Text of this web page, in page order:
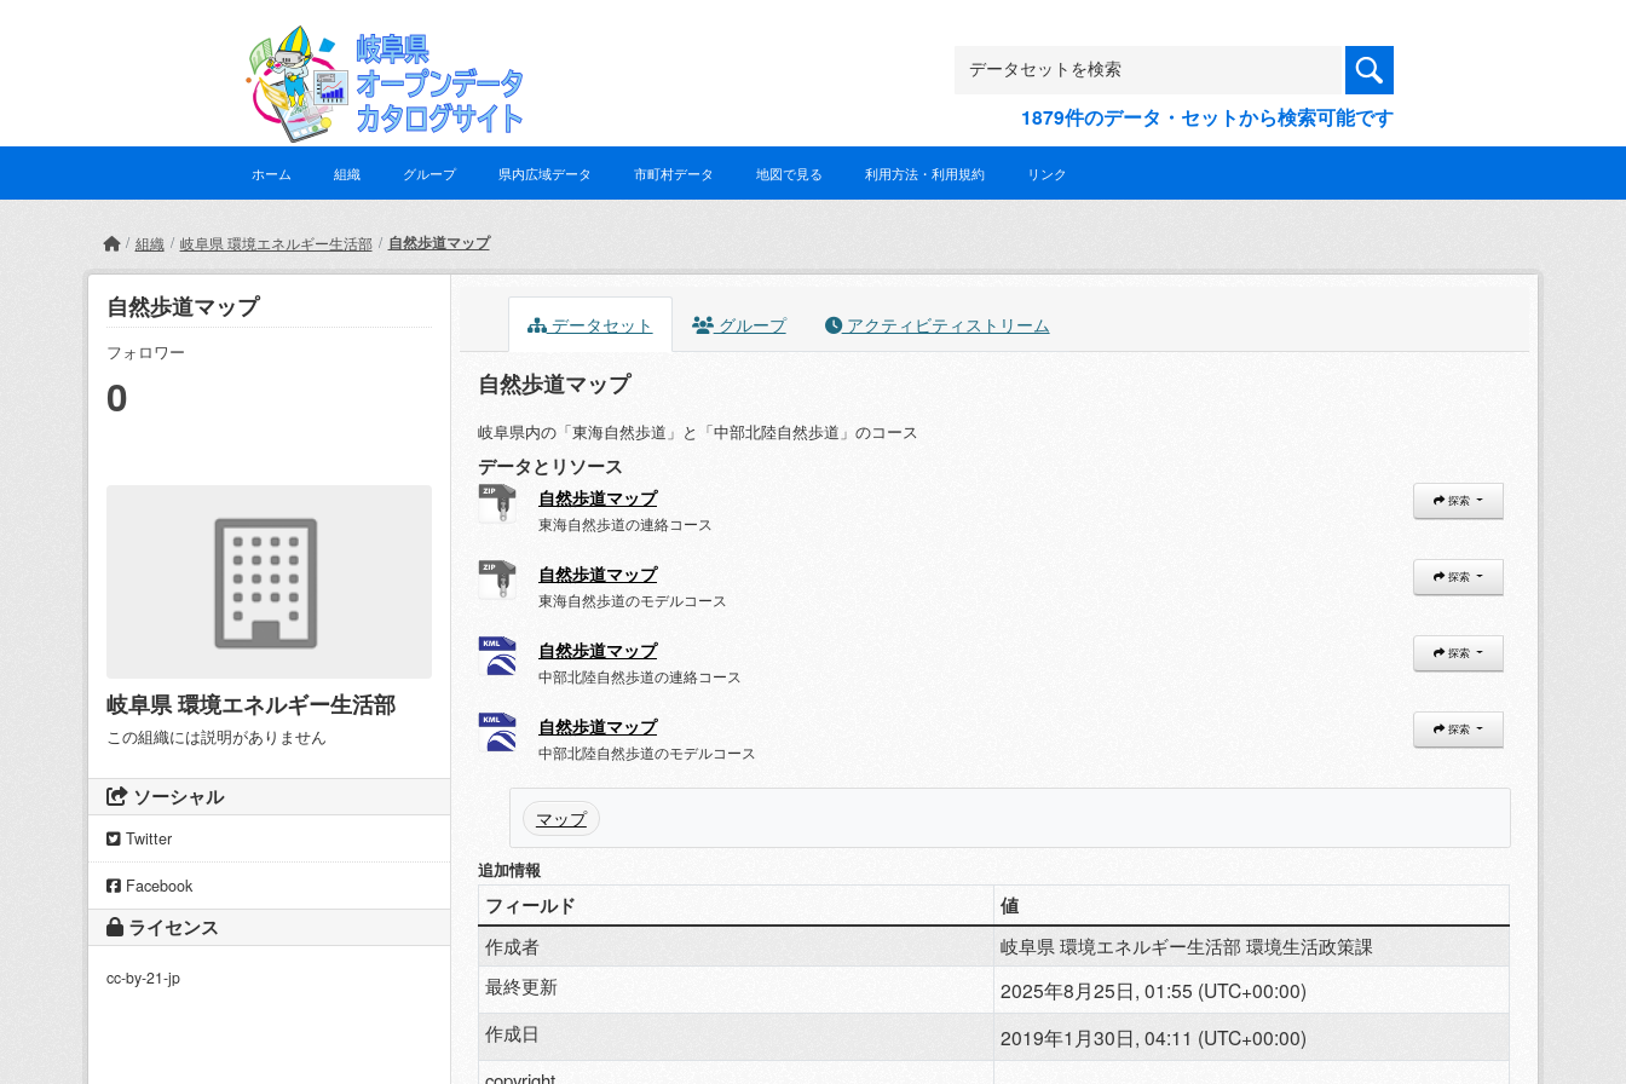
1879件のデータ・セットから検索可能です
ホーム 組織 グループ 県内広域データ 市町村データ 地図で見る 利用方法・利用規約 リンク
組織 岐阜県 環境エネルギー生活部 自然歩道マップ
自然歩道マップ
フォロワー
0
岐阜県 環境エネルギー生活部
この組織には説明がありません
ソーシャル
Twitter
Facebook
ライセンス
cc-by-21-jp
データセット グループ アクティビティストリーム
自然歩道マップ
岐阜県内の「東海自然歩道」と「中部北陸自然歩道」のコース
データとリソース
自然歩道マップ
東海自然歩道の連絡コース
探索
自然歩道マップ
東海自然歩道のモデルコース
探索
自然歩道マップ
中部北陸自然歩道の連絡コース
探索
自然歩道マップ
中部北陸自然歩道のモデルコース
探索
マップ
追加情報
フィールド 値
作成者
岐阜県 環境エネルギー生活部 環境生活政策課
最終更新
2025年8月25日, 01:55 (UTC+00:00)
作成日 2019年1月30日, 04:11 (UTC+00:00)